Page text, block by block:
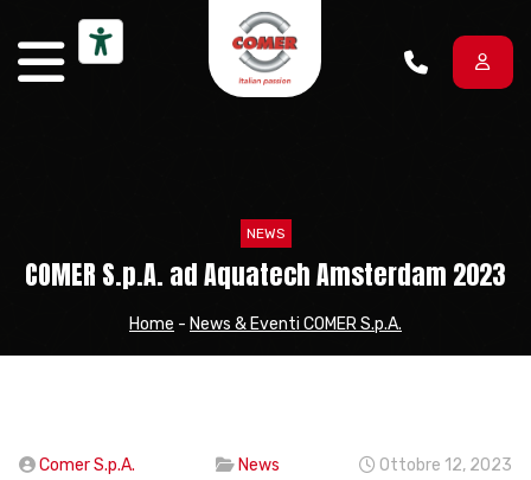
NEWS
COMER S.p.A. ad Aquatech Amsterdam 2023
Home - News & Eventi COMER S.p.A.
Comer S.p.A. News Ottobre 12, 2023